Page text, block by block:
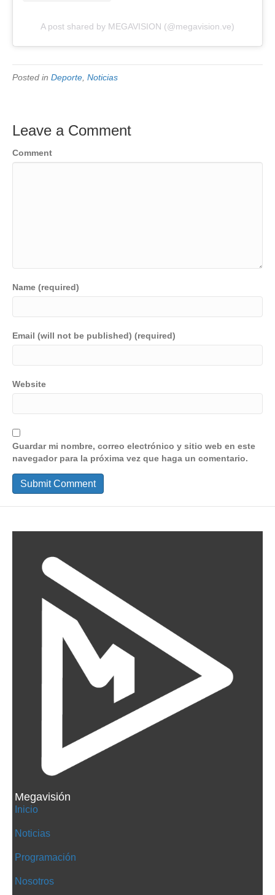
A post shared by MEGAVISION (@megavision.ve)
Posted in Deporte, Noticias
Leave a Comment
Comment
Name (required)
Email (will not be published) (required)
Website
Guardar mi nombre, correo electrónico y sitio web en este
navegador para la próxima vez que haga un comentario.
Megavisión
Inicio
Noticias
Programación
Nosotros